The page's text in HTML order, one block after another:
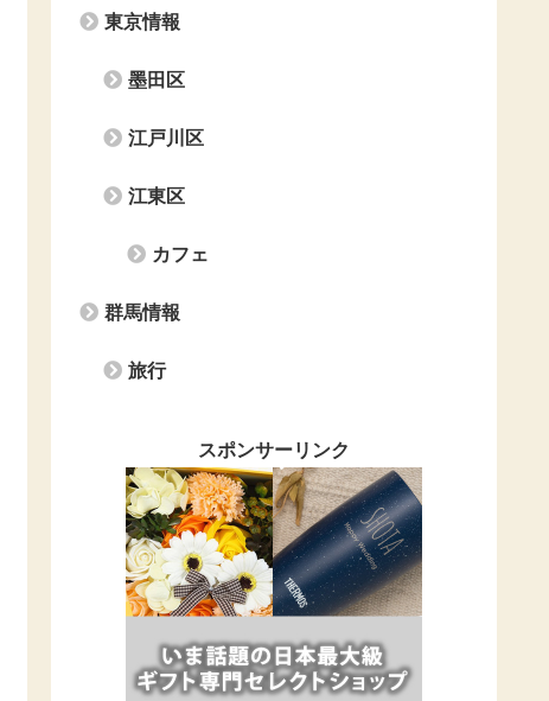
東京情報
墨田区
江戸川区
江東区
カフェ
群馬情報
旅行
スポンサーリンク